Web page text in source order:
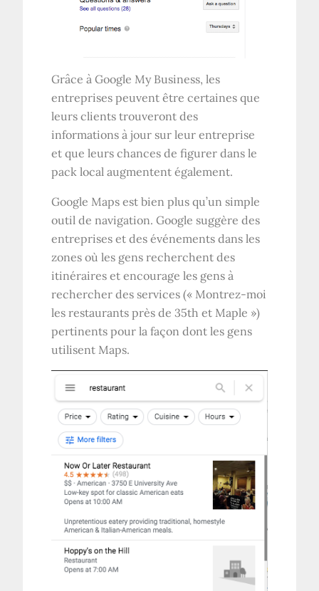
Grâce à Google My Business, les
entreprises peuvent être certaines que
leurs clients trouveront des
informations à jour sur leur entreprise
et que leurs chances de figurer dans le
pack local augmentent également.
Google Maps est bien plus qu’un simple
outil de navigation. Google suggère des
entreprises et des événements dans les
zones où les gens recherchent des
itinéraires et encourage les gens à
rechercher des services (« Montrez-moi
les restaurants près de 35th et Maple »)
pertinents pour la façon dont les gens
utilisent Maps.